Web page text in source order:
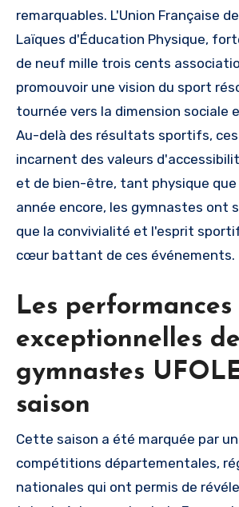
remarquables. L'Union Française
Laïques d'Éducation Physique,
de neuf mille trois cents
promouvoir une vision du sport
tournée vers la dimension sociale
Au-delà des résultats sportifs,
incarnent des valeurs
et de bien-être, tant physique
année encore, les gymnastes ont
que la convivialité et l'esprit
cœur battant de ces événements.
Les performances
exceptionnelles
gymnastes
saison
Cette saison a été marquée par
compétitions départementales,
nationales qui ont permis de